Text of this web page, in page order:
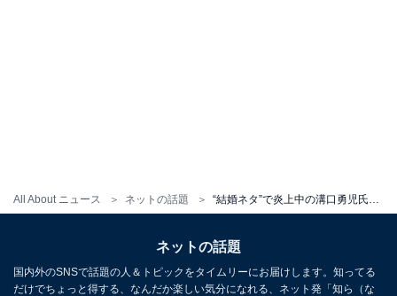
All About ニュース ネットの話題
ネットの話題
国内外のSNSで話題の人＆トピックをタイムリーにお届けします。知ってる
だけでちょっと得する、なんだか楽しい気分になれる、ネット発「知ら（な